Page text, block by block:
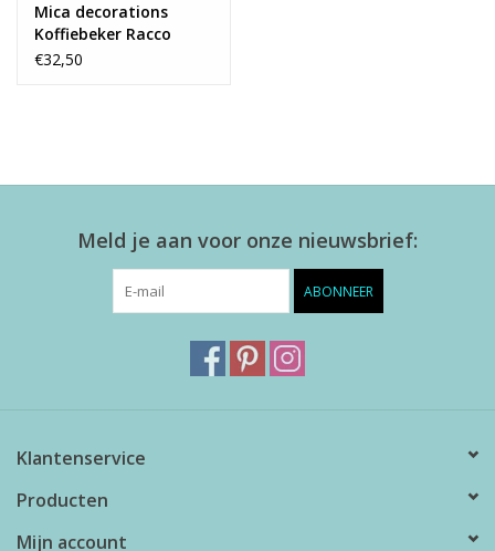
Mica decorations
Koffiebeker Racco
groen S - set van 6
€32,50
Meld je aan voor onze nieuwsbrief:
ABONNEER
Klantenservice
Producten
Mijn account